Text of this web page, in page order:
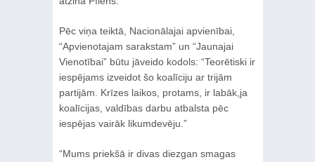
Pēc viņa teiktā, Nacionālajai apvienībai,
“Apvienotajam sarakstam” un “Jaunajai
Vienotībai” būtu jāveido kodols: “Teorētiski ir
iespējams izveidot šo koalīciju ar trijām
partijām. Krīzes laikos, protams, ir labāk,ja
koalīcijas, valdības darbu atbalsta pēc
iespējas vairāk likumdevēju.”
“Mums priekšā ir divas diezgan smagas